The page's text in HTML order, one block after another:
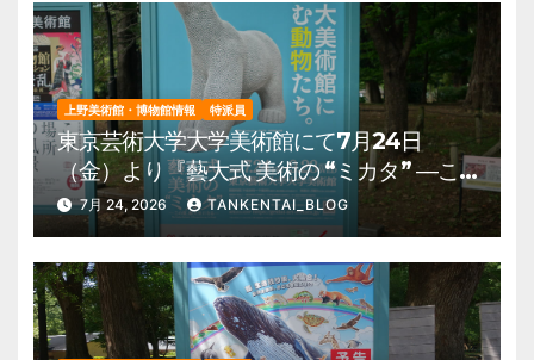
上野美術館・博物館情報 特派員
東京芸術大学大学美術館にて7月24日
（金）より『藝大式 美術の “ミカタ” ―こ
の夏、藝大生になる―』を開催。 上野公
園 美術館・博物館 混雑情報他
7月 24, 2026 TANKENTAI_BLOG